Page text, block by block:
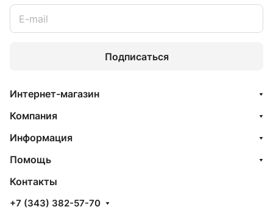
Подписаться
Интернет-магазин
Компания
Информация
Помощь
Контакты
+7 (343) 382-57-70